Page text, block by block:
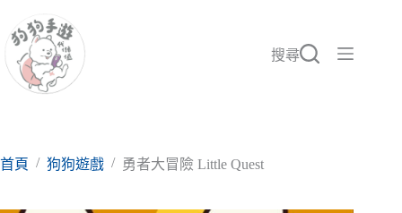
至
要
搜尋
首頁 / 狗狗遊戲 / 勇者大冒險 Little Quest